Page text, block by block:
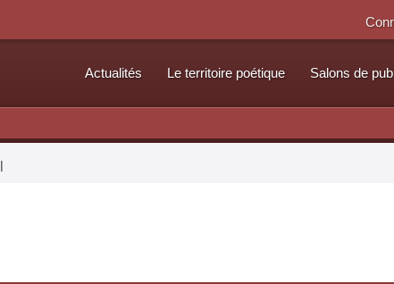
Actualités Le territoire poétique Salons de